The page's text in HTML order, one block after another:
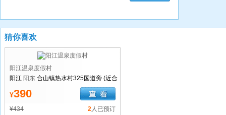
猜你喜欢
阳江温泉度假村
阳江 阳东 合山镇热水村325国道旁 (近合
山镇那龙出口)
¥390
¥434 2人已预订